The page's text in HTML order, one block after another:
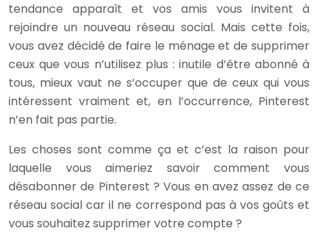
tendance apparaît et vos amis vous invitent à
rejoindre un nouveau réseau social. Mais cette fois,
vous avez décidé de faire le ménage et de supprimer
ceux que vous n’utilisez plus : inutile d’être abonné à
tous, mieux vaut ne s’occuper que de ceux qui vous
intéressent vraiment et, en l’occurrence, Pinterest
n’en fait pas partie.
Les choses sont comme ça et c’est la raison pour
laquelle vous aimeriez savoir comment vous
désabonner de Pinterest ? Vous en avez assez de ce
réseau social car il ne correspond pas à vos goûts et
vous souhaitez supprimer votre compte ?